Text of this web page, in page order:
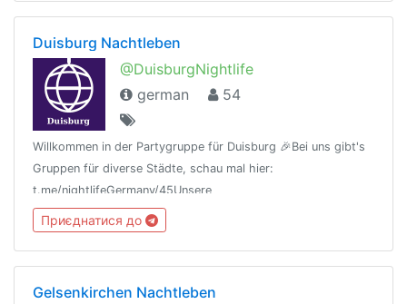
Duisburg Nachtleben
@DuisburgNightlife
german
54
Willkommen in der Partygruppe für Duisburg 🎉Bei uns gibt's
Gruppen für diverse Städte, schau mal hier:
t.me/nightlifeGermany/45Unsere
Regeln:t.me/nightlifeGermany/44Offtopic
Gruppe:https://t.me/NightlifeGermanySandbox
Приєднатися до
Gelsenkirchen Nachtleben